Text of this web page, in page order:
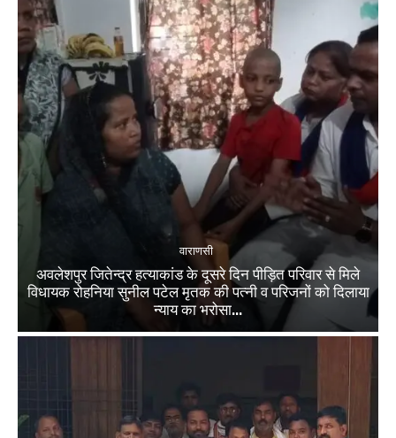
वाराणसी
अवलेशपुर जितेन्द्र हत्याकांड के दूसरे दिन पीड़ित परिवार से मिले
विधायक रोहनिया सुनील पटेल मृतक की पत्नी व परिजनों को दिलाया
न्याय का भरोसा...